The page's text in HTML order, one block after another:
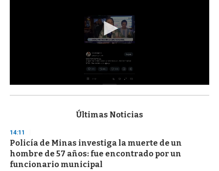
s
d
s
o
f
3
Últimas Noticias
14:11
Policía de Minas investiga la muerte de un
hombre de 57 años: fue encontrado por un
funcionario municipal